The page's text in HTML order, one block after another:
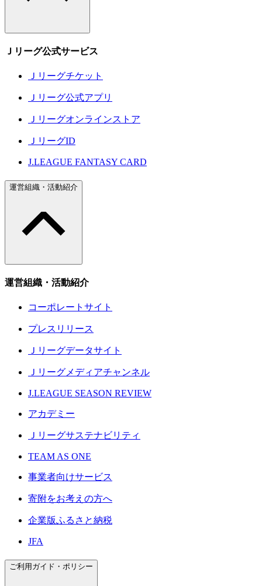
Ｊリーグ公式サービス
Ｊリーグチケット
Ｊリーグ公式アプリ
Ｊリーグオンラインストア
ＪリーグID
J.LEAGUE FANTASY CARD
運営組織・活動紹介
運営組織・活動紹介
コーポレートサイト
プレスリリース
Ｊリーグデータサイト
Ｊリーグメディアチャンネル
J.LEAGUE SEASON REVIEW
アカデミー
Ｊリーグサステナビリティ
TEAM AS ONE
事業者向けサービス
寄附をお考えの方へ
企業版ふるさと納税
JFA
ご利用ガイド・ポリシー